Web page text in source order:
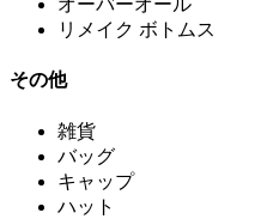
オーバーオール
リメイク ボトムス
その他
雑貨
バッグ
キャップ
ハット